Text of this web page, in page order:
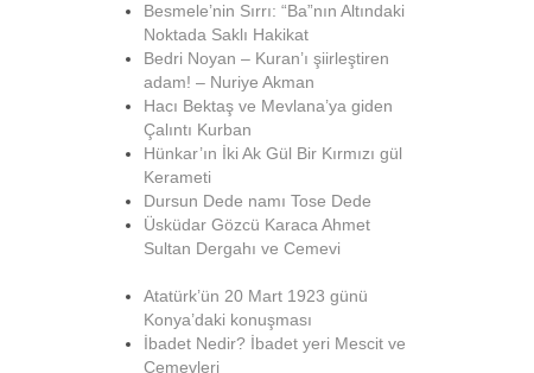
Besmele’nin Sırrı: “Ba”nın Altındaki
Noktada Saklı Hakikat
Bedri Noyan – Kuran’ı şiirleştiren
adam! – Nuriye Akman
Hacı Bektaş ve Mevlana’ya giden
Çalıntı Kurban
Hünkar’ın İki Ak Gül Bir Kırmızı gül
Kerameti
Dursun Dede namı Tose Dede
Üsküdar Gözcü Karaca Ahmet
Sultan Dergahı ve Cemevi
Atatürk’ün 20 Mart 1923 günü
Konya’daki konuşması
İbadet Nedir? İbadet yeri Mescit ve
Cemevleri